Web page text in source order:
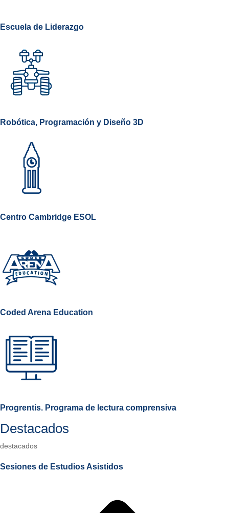
Escuela de Liderazgo
Robótica, Programación y Diseño 3D
Centro Cambridge ESOL
Coded Arena Education
Progrentis. Programa de lectura comprensiva
Destacados
destacados
Sesiones de Estudios Asistidos